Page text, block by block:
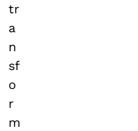
tr
a
n
sf
o
r
m